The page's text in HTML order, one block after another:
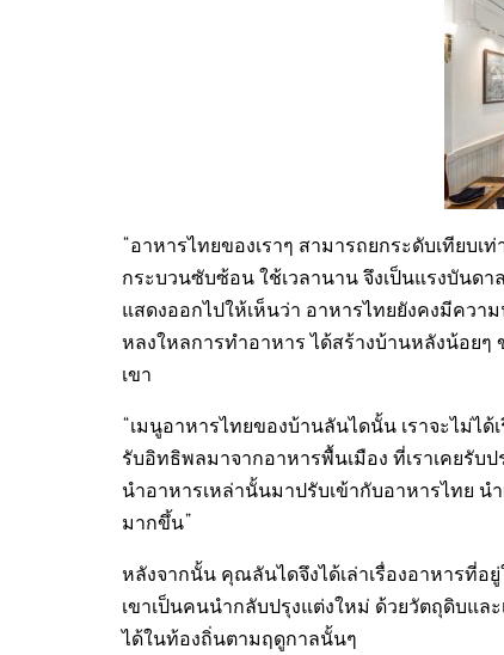
“อาหารไทยของเราๆ สามารถยกระดับเทียบ
กระบวนซับซ้อน ใช้เวลานาน จึงเป็นแรงบันด
แสดงออกไปให้เห็นว่า อาหารไทยยังคงมีควา
หลงใหลการทำอาหาร ได้สร้างบ้านหลังน้อยๆ
เขา
“เมนูอาหารไทยของบ้านลันไดนั้น เราจะไม่ไ
รับอิทธิพลมาจากอาหารพื้นเมือง ที่เราเคยรับ
นำอาหารเหล่านั้นมาปรับเข้ากับอาหารไทย
มากขึ้น”
หลังจากนั้น คุณลันไดจึงได้เล่าเรื่องอาหารที่อ
เขาเป็นคนนำกลับปรุงแต่งใหม่ ด้วยวัตถุดิบแล
ได้ในท้องถิ่นตามฤดูกาลนั้นๆ